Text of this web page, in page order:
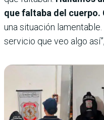
que faltaba del cuerpo.
una situación
servicio que veo algo